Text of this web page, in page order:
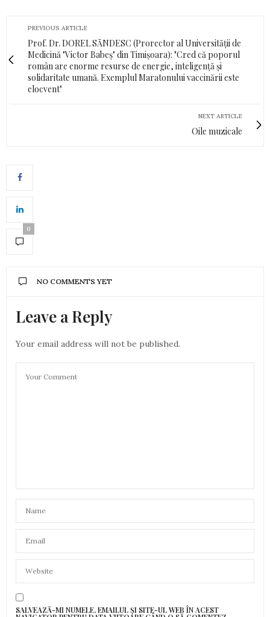
PREVIOUS ARTICLE
Prof. Dr. DOREL SĂNDESC (Prorector al Universității de
Medicină "Victor Babeș" din Timișoara): "Cred că poporul
român are enorme resurse de energie, inteligență și
solidaritate umană. Exemplul Maratonului vaccinării este
elocvent"
NEXT ARTICLE
Oile muzicale
0
NO COMMENTS YET
Leave a Reply
Your email address will not be published.
SALVEAZĂ-MI NUMELE, EMAILUL ȘI SITE-UL WEB ÎN ACEST